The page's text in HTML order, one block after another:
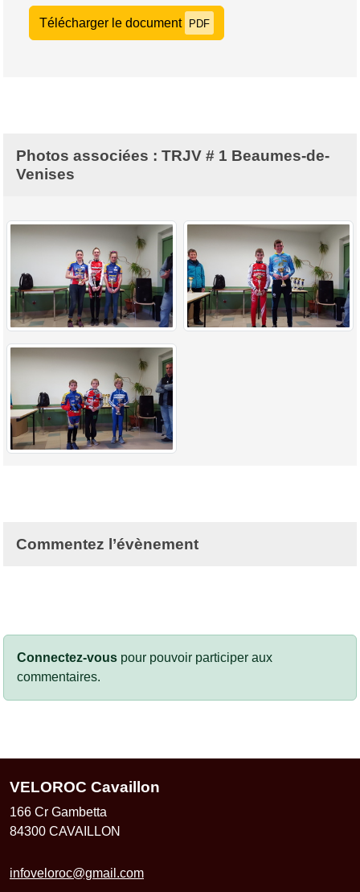
Télécharger le document PDF
Photos associées : TRJV # 1 Beaumes-de-
Venises
Commentez l’évènement
Connectez-vous pour pouvoir participer aux
commentaires.
VELOROC Cavaillon
166 Cr Gambetta
84300 CAVAILLON
infoveloroc@gmail.com